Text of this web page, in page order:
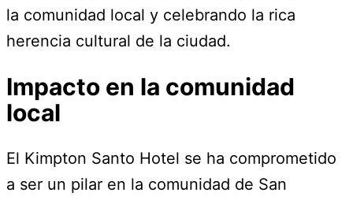
la comunidad local y celebrando la rica
herencia cultural de la ciudad.
Impacto en la comunidad
local
El Kimpton Santo Hotel se ha comprometido
a ser un pilar en la comunidad de San